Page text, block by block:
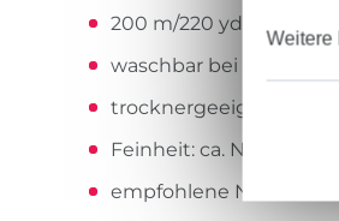
200 m/220 yds
waschbar bei 60 Grad
trocknergeeignet
Feinheit: ca. Nm 71/2
empfohlene
Weitere